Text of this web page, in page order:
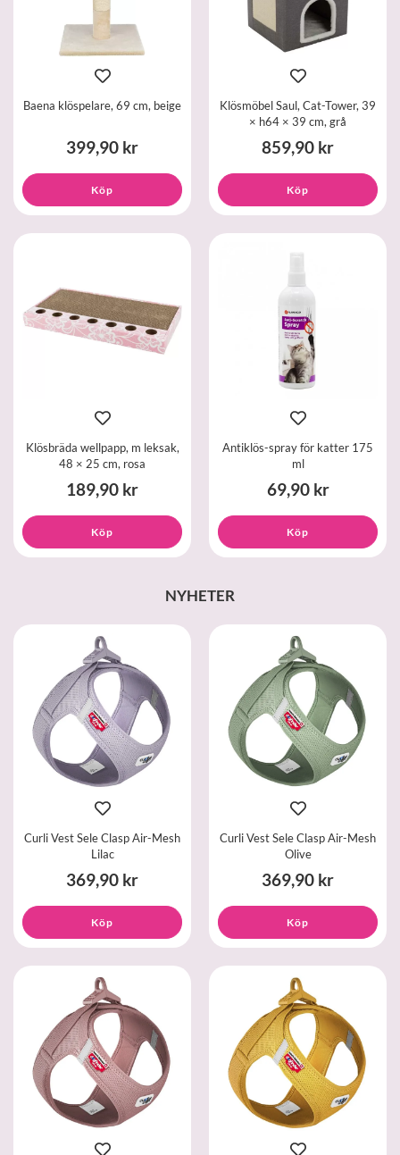
Baena klöspelare, 69 cm, beige
399,90 kr
Köp
Klösmöbel Saul, Cat-Tower, 39
× h64 × 39 cm, grå
859,90 kr
Köp
Klösbräda wellpapp, m leksak,
48 × 25 cm, rosa
189,90 kr
Köp
Antiklös-spray för katter 175
ml
69,90 kr
Köp
NYHETER
Curli Vest Sele Clasp Air-Mesh
Lilac
369,90 kr
Köp
Curli Vest Sele Clasp Air-Mesh
Olive
369,90 kr
Köp